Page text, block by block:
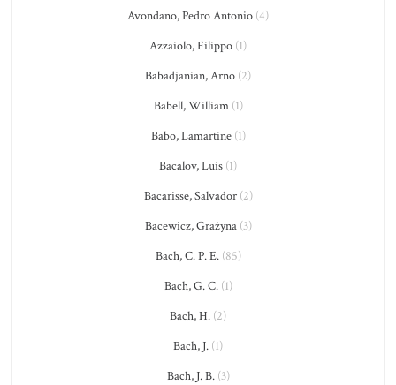
Avondano, Pedro Antonio (4)
Azzaiolo, Filippo (1)
Babadjanian, Arno (2)
Babell, William(1)
Babo, Lamartine(1)
Bacalov, Luis (1)
Bacarisse, Salvador(2)
Bacewicz, Grażyna(3)
Bach, C. P. E.(85)
Bach, G. C.(1)
Bach, H. (2)
Bach, J. (1)
Bach, J. B.(3)